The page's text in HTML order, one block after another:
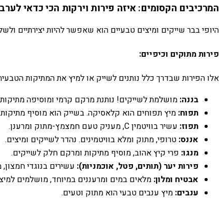
המרכיבים הקסומים: איזה פירות וירקות הכי כדאי
היופי בבר שייקים ומיצים טבעיים הוא שאפשר להיות יצירתיים
פירות מתוקים וכיפיים:
אלו הפירות שבדרך כלל נותנים לשייק או למיץ את המתיקות
בננה: מושלמת לשייקים! נותנת מרקם קרמי ומוסיפה
תפוח: מיץ תפוחים הוא קלאסיקה. בשייק הוא מוסיף מתיקות
תפוז: עשיר בוויטמין C, מעניק טעם חמצמץ-מתוק ומרענן.
אננס: טרופי, מתוק ומלא בוויטמינים. נהדר לשייקים ומיצים.
מנגו: פרי קיץ אהוב, מוסיף מתיקות ומרקם חלק לשייקים.
פירות יער (תותים, פטל, אוכמניות): עשירים בנוגדי
אבטיח ומלון: מלאים במים ומרעננים במיוחד, מושלמים
ענבים: מיץ ענבים טבעי הוא מתוק וטעים.